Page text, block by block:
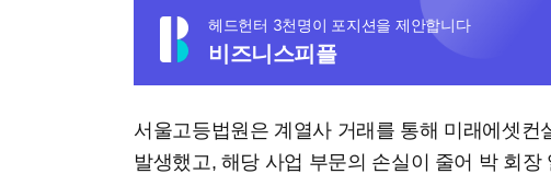
헤드헌터 3천명이 포지션을 제안합니다
비즈니스피플
서울고등법원은 계열사 거래를 통해 미래에셋컨
발생했고, 해당 사업 부문의 손실이 줄어 박 회장